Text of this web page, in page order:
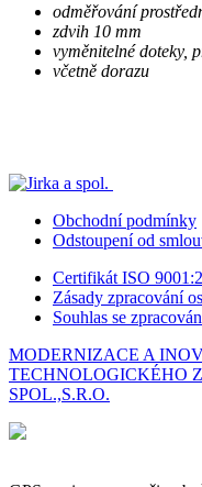
odměřování
zdvih 10 mm
vyměnitelné doteky,
včetně dorazu
Obchodní podmínky
Odstoupení od
Certifikát ISO
Zásady zpracování
Souhlas se
MODERNIZACE A
TECHNOLOGICKÉHO
SPOL.,S.R.O.